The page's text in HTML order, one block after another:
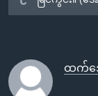
ထက်အ